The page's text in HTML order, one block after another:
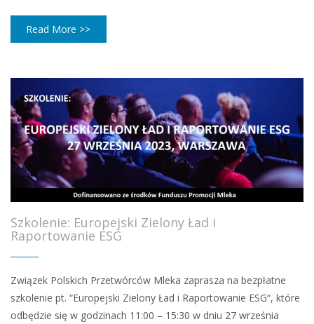
Read More >>
Szkolenie: Europejski Zielony Ład i
Raportowanie ESG
Związek Polskich Przetwórców Mleka zaprasza na bezpłatne
szkolenie pt. “Europejski Zielony Ład i Raportowanie ESG“, które
odbędzie się w godzinach 11:00 – 15:30 w dniu 27 września